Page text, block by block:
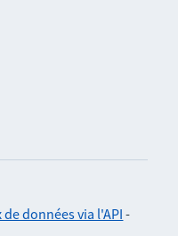
données via l'API-